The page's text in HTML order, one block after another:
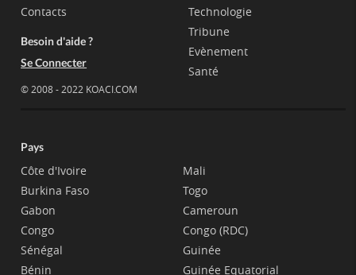
Contacts
Besoin d'aide ?
Se Connecter
© 2008 - 2022 KOACI.COM
Technologie
Tribune
Evènement
Santé
Pays
Côte d'Ivoire
Burkina Faso
Gabon
Congo
Sénégal
Bénin
Mali
Togo
Cameroun
Congo (RDC)
Guinée
Guinée Equatorial